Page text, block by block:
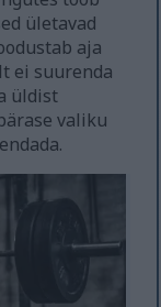
ületavad
aja
ei suurenda
üldist
valiku